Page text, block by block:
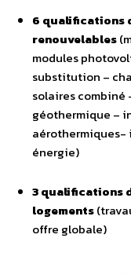
6 qualifications
renouvelables
modules
substitution –
solaires combiné
géothermique –
aérothermiques-
énergie)
3 qualifications
logements
offre globale)